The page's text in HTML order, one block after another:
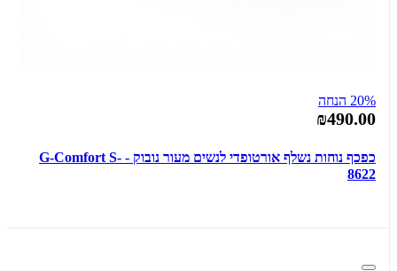
20% הנחה
₪490.00
כפכף נוחות נשלף אורטופדי לנשים מעור נובוק - G-Comfort S-
8622